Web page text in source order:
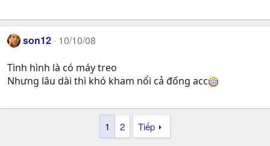
son12 10/10/08
Tình hình là có máy treo
Nhưng lâu dài thì khó kham nổi cả đống acc
1 2 Tiếp